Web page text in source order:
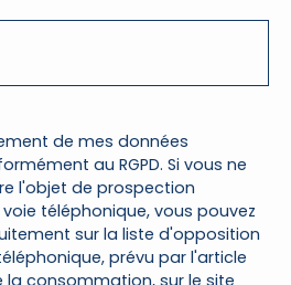
de mes données
au RGPD. Si vous ne
l'objet de prospection
téléphonique, vous pouvez
sur la liste d'opposition
prévu par l'article